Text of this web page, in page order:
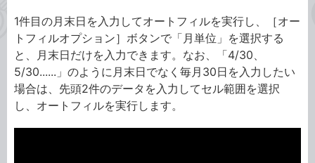
1件目の月末日を入力してオートフィルを実行し、［オー
トフィルオプション］ボタンで「月単位」を選択する
と、月末日だけを入力できます。なお、「4/30、
5/30......」のように月末日でなく毎月30日を入力したい
場合は、先頭2件のデータを入力してセル範囲を選択
し、オートフィルを実行します。